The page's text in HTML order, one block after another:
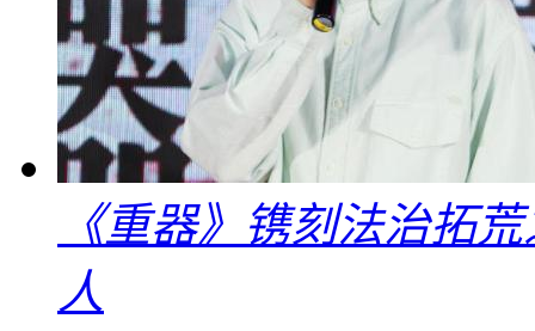
《重器》镌刻法治拓
人